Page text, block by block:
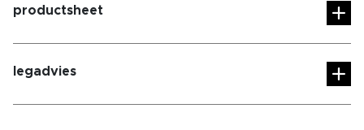
productsheet
legadvies